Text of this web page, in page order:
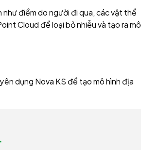
điểm do người đi qua, các vật thể
Cloud để loại bỏ nhiễu và tạo ra mô
dụng Nova KS để tạo mô hình địa